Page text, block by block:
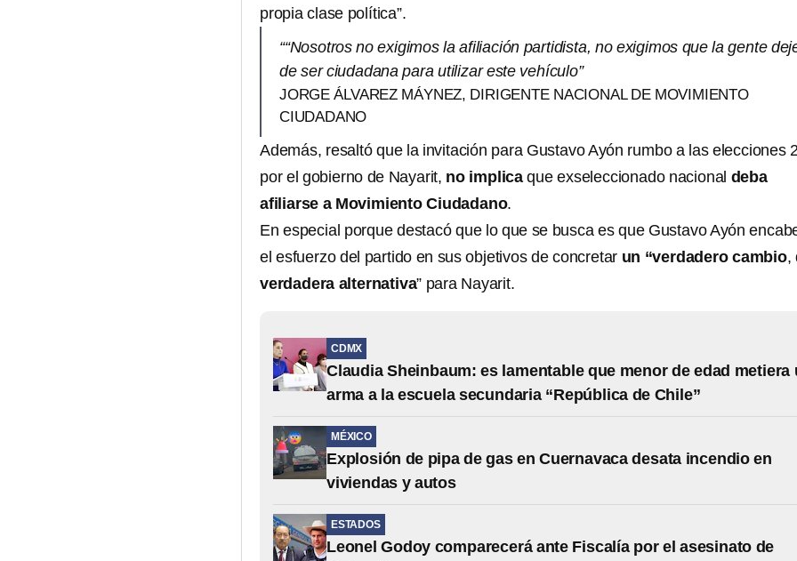
propia clase política”.
““Nosotros no exigimos la afiliación partidista, no exigimos que la gente
de ser ciudadana para utilizar este vehículo”
JORGE ÁLVAREZ MÁYNEZ, DIRIGENTE NACIONAL DE MOVIMIENTO
CIUDADANO
Además, resaltó que la invitación para Gustavo Ayón rumbo a las elecciones
por el gobierno de Nayarit, no implicaque exseleccionado nacional deba
afiliarse a Movimiento Ciudadano.
En especial porque destacó que lo que se busca es que Gustavo Ayón
el esfuerzo del partido en sus objetivos de concretar un “verdadero cambio,
verdadera alternativa” para Nayarit.
CDMX
Claudia Sheinbaum: es lamentable que menor de edad metiera
arma a la escuela secundaria “República de Chile”
MÉXICO
Explosión de pipa de gas en Cuernavaca desata incendio en
viviendas y autos
ESTADOS
Leonel Godoy comparecerá ante Fiscalía por el asesinato de